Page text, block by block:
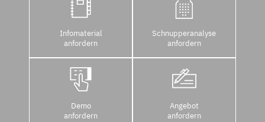
Infomaterial
anfordern
Schnupperanalyse
anfordern
Demo
anfordern
Angebot
anfordern